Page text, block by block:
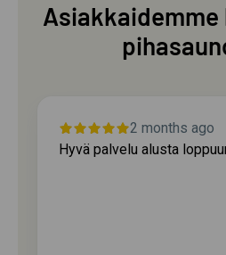
Asiakkaidemme
2 months ago
Hyvä palvelu alusta